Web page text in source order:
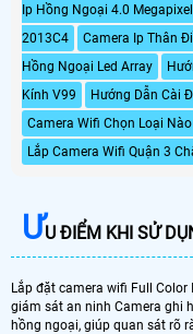
Ip Hồng Ngoại 4.0
2013C4
Camera Ip Thân
Hồng Ngoại Led Array
Kính V99
Hướng Dẫn Cài
Camera Wifi Chọn Loại
Lắp Camera Wifi Quận 3
ƯU ĐIỂM KHI SỬ
Lắp đặt camera wifi Full
giám sát an ninh Camera ghi
hồng ngoại, giúp quan sát rõ